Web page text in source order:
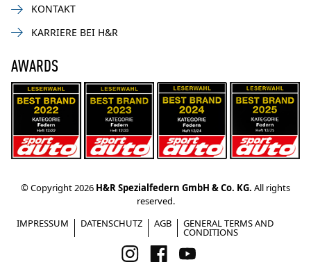
KONTAKT
KARRIERE BEI H&R
AWARDS
© Copyright 2026 H&R Spezialfedern GmbH & Co. KG. All rights
reserved.
IMPRESSUM
DATENSCHUTZ AGB GENERAL TERMS AND
CONDITIONS